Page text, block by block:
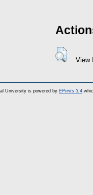
View
University is powered by EPrints 3.4